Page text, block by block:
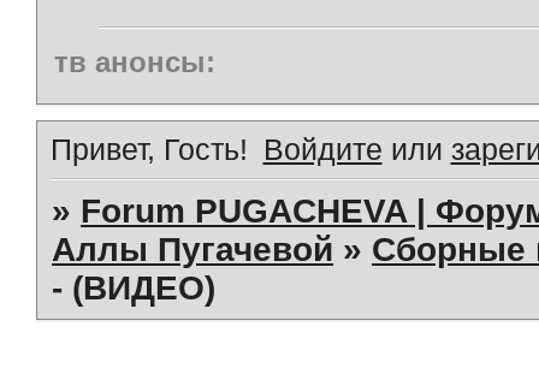
тв анонсы:
Привет, Гость! Войдите или
» Forum PUGACHEVA |
Аллы Пугачевой » Сборные
- (ВИДЕО)